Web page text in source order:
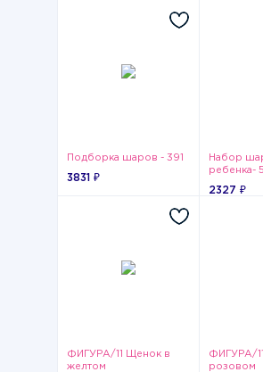
Подборка шаров - 391
3831 ₽
Набор
ребенка-
2327 ₽
ФИГУРА/11 Щенок в
желтом
ФИГУРА/
розовом